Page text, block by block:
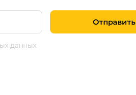
Отправить
данных